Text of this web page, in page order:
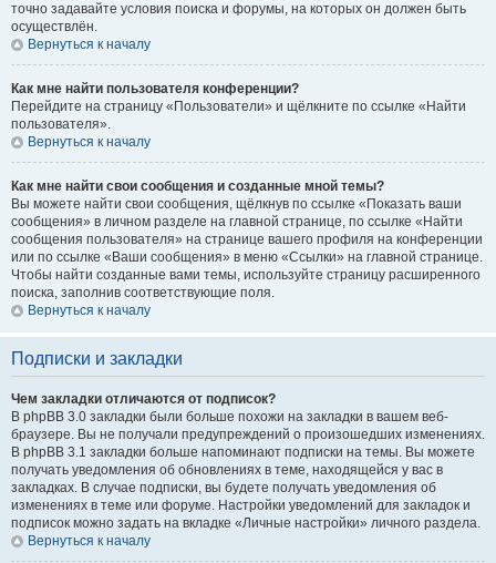
точно задавайте условия поиска и форумы, на которых он должен быть
осуществлён.
Вернуться к началу
Как мне найти пользователя конференции?
Перейдите на страницу «Пользователи» и щёлкните по ссылке «Найти
пользователя».
Вернуться к началу
Как мне найти свои сообщения и созданные мной темы?
Вы можете найти свои сообщения, щёлкнув по ссылке «Показать ваши
сообщения» в личном разделе на главной странице, по ссылке «Найти
сообщения пользователя» на странице вашего профиля на конференции
или по ссылке «Ваши сообщения» в меню «Ссылки» на главной странице.
Чтобы найти созданные вами темы, используйте страницу расширенного
поиска, заполнив соответствующие поля.
Вернуться к началу
Подписки и закладки
Чем закладки отличаются от подписок?
В phpBB 3.0 закладки были больше похожи на закладки в вашем веб-
браузере. Вы не получали предупреждений о произошедших изменениях.
В phpBB 3.1 закладки больше напоминают подписки на темы. Вы можете
получать уведомления об обновлениях в теме, находящейся у вас в
закладках. В случае подписки, вы будете получать уведомления об
изменениях в теме или форуме. Настройки уведомлений для закладок и
подписок можно задать на вкладке «Личные настройки» личного раздела.
Вернуться к началу